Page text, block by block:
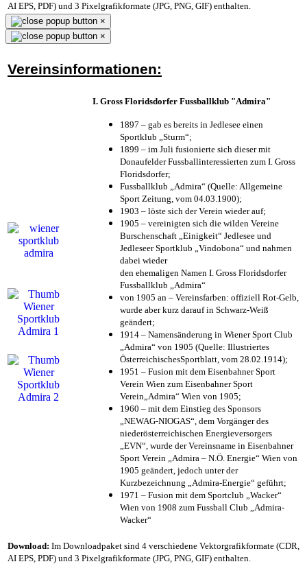
AI EPS, PDF) und 3 Pixelgrafikformate (JPG, PNG, GIF) enthalten.
×
×
Vereinsinformationen:
I. Gross Floridsdorfer Fussballklub "Admira"
1897 – gab es bereits in Jedlesee einen
Sportklub „Sturm“;
1899 – im Juli fusionierte sich dieser mit
Donaufelder Fussballinteressierten zum I. Gross
Floridsdorfer;
Fussballklub „Admira“ (Quelle: Allgemeine
Sport Zeitung, vom 04.03.1900);
1903 – löste sich der Verein wieder auf;
1905 – vereinigten sich die wilden Vereine
Burschenschaft „Einigkeit“ Jedlesee und
Jedleseer Sportklub „Vindobona“ und nahmen
dabei wieder
den ehemaligen Namen I. Gross Floridsdorfer
Fussballklub „Admira“
von 1905 an – Vereinsfarben: offiziell Rot-Gelb,
wurde aber kurz darauf in Schwarz-Weiß
geändert;
1914 – Namensänderung in Wiener Sport Club
„Admira“ von 1905 (Quelle: Illustriertes
ÖsterreichischesSportblatt, vom 28.02.1914);
1951 – Fusion mit dem Eisenbahner Sport
Verein Wien zum Eisenbahner Sport
Verein„Admira“ Wien von 1905;
1960 – mit dem Einstieg des Sponsors
„NEWAG-NIOGAS“, dem Vorgänger des
niederösterreichischen Energieversorgers
„EVN“, wurde der Vereinsname in Eisenbahner
Sport Verein „Admira – N.Ö. Energie“ Wien von
1905 geändert, jedoch unter der
Kurzbezeichnung „Admira-Energie“ geführt;
1971 – Fusion mit dem Sportclub „Wacker“
Wien von 1908 zum Fussball Club „Admira-
Wacker“
Download: Im Downloadpaket sind 4 verschiedene Vektorgrafikformate (CDR,
AI EPS, PDF) und 3 Pixelgrafikformate (JPG, PNG, GIF) enthalten.